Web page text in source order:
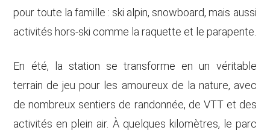
pour toute la famille : ski alpin, snowboard, mais aussi
activités hors-ski comme la raquette et le parapente.
En été, la station se transforme en un véritable
terrain de jeu pour les amoureux de la nature, avec
de nombreux sentiers de randonnée, de VTT et des
activités en plein air. À quelques kilomètres, le parc